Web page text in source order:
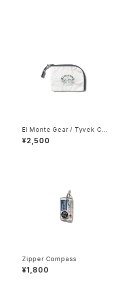
El Monte Gear / Tyvek Coi
n Case
¥2,500
Zipper Compass
¥1,800